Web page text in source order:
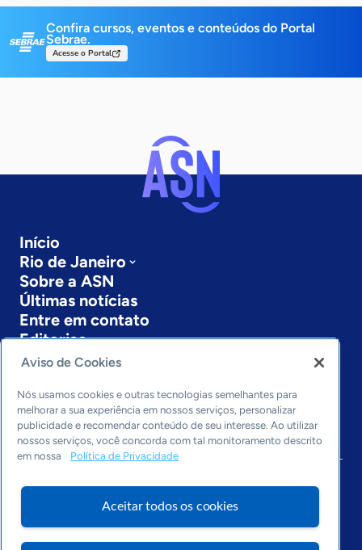
Confira cursos, eventos e conteúdos do Portal
Sebrae.
Acesse o Portal
Início
Rio de Janeiro
Sobre a ASN
Últimas notícias
Entre em contato
Editorias
Economia & Política
Inovação & Tecnologia
Cultura empreendedora
Dados
Arquivo
Aviso de Cookies
Nós usamos cookies e outras tecnologias semelhantes para
melhorar a sua experiência em nossos serviços, personalizar
publicidade e recomendar conteúdo de seu interesse. Ao utilizar
nossos serviços, você concorda com tal monitoramento descrito
em nossa
Política de Privacidade
Aceitar todos os cookies